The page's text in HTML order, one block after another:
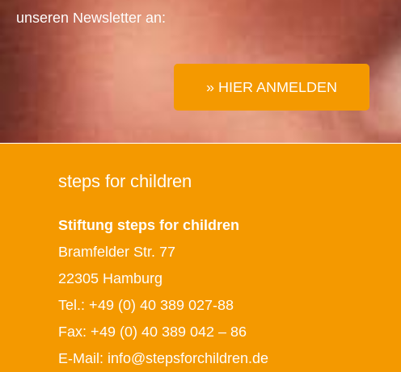
unseren Newsletter an:
» HIER ANMELDEN
steps for children
Stiftung steps for children
Bramfelder Str. 77
22305 Hamburg
Tel.: +49 (0) 40 389 027-88
Fax: +49 (0) 40 389 042 – 86
E-Mail: info@stepsforchildren.de